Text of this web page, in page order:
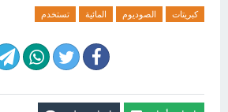
كبريتات الصوديوم المائية تستخدم